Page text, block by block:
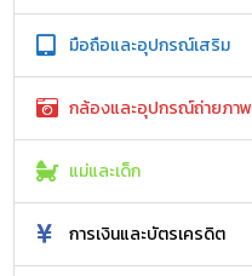
มือถือและอุปกรณ์เสริม
กล้องและอุปกรณ์ถ่ายภาพ
แม่และเด็ก
การเงินและบัตรเครดิต